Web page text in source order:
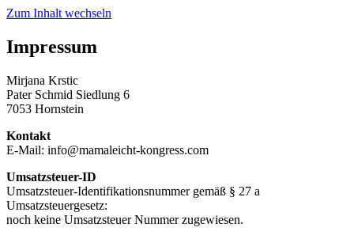
Zum Inhalt wechseln
Impressum
Mirjana Krstic
Pater Schmid Siedlung 6
7053 Hornstein
Kontakt
E-Mail: info@mamaleicht-kongress.com
Umsatzsteuer-ID
Umsatzsteuer-Identifikationsnummer gemäß § 27 a
Umsatzsteuergesetz:
noch keine Umsatzsteuer Nummer zugewiesen.